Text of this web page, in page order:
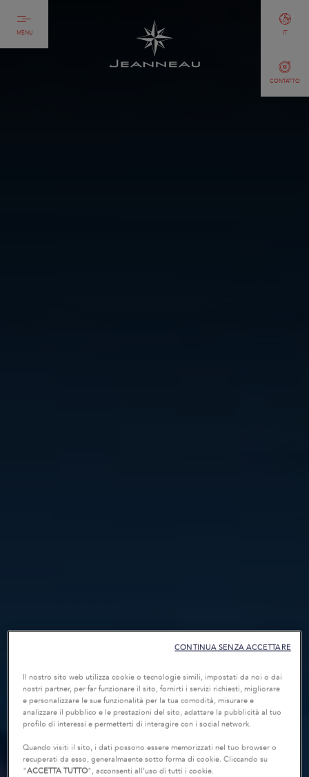
MENU
CONTATTO
IT
Il nostro sito web utilizza cookie o tecnologie simili, impostati da noi o dai
nostri partner, per far funzionare il sito, fornirti i servizi richiesti, migliorare
e personalizzare le sue funzionalità per la tua comodità, misurare e
analizzare il pubblico e le prestazioni del sito, adattare la pubblicità al tuo
profilo di interessi e permetterti di interagire con i social network.
Quando visiti il sito, i dati possono essere memorizzati nel tuo browser o
recuperati da esso, generalmaente sotto forma di cookie. Cliccando su
"ACCETTA TUTTO", acconsenti all’uso di tutti i cookie.
CONTINUA SENZA ACCETTARE